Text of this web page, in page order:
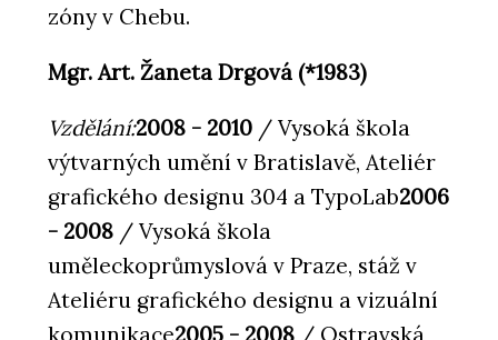
zóny v Chebu.
Mgr. Art. Žaneta Drgová (*1983)
Vzdělání:2008 - 2010 / Vysoká škola
výtvarných umění v Bratislavě, Ateliér
grafického designu 304 a TypoLab2006
- 2008 / Vysoká škola
uměleckoprůmyslová v Praze, stáž v
Ateliéru grafického designu a vizuální
komunikace2005 - 2008 / Ostravská